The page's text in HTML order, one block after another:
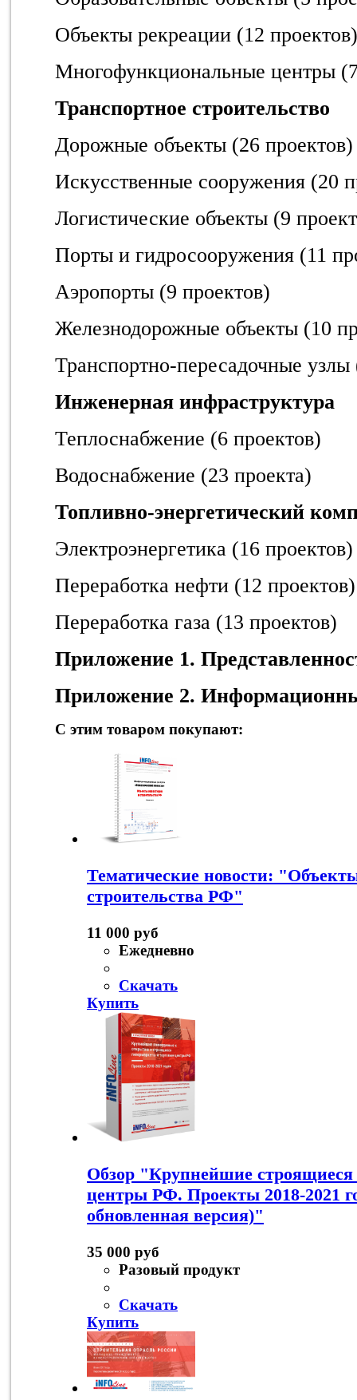
Объекты рекреации (12 проектов)
Многофункциональные центры
Транспортное строительство
Дорожные объекты (26 проектов)
Искусственные сооружения (20
Логистические объекты (9
Порты и гидросооружения (11
Аэропорты (9 проектов)
Железнодорожные объекты (10
Транспортно-пересадочные узлы
Инженерная инфраструктура
Теплоснабжение (6 проектов)
Водоснабжение (23 проекта)
Топливно-энергетический
Электроэнергетика (16 проектов)
Переработка нефти (12 проектов)
Переработка газа (13 проектов)
Приложение 1.
Приложение 2.
С этим товаром покупают:
Тематические новости:
строительства РФ"
11 000 руб
Ежедневно
Скачать
Купить
Обзор "Крупнейшие строящиеся
центры РФ. Проекты 2018-2021
обновленная версия)"
35 000 руб
Разовый продукт
Скачать
Купить